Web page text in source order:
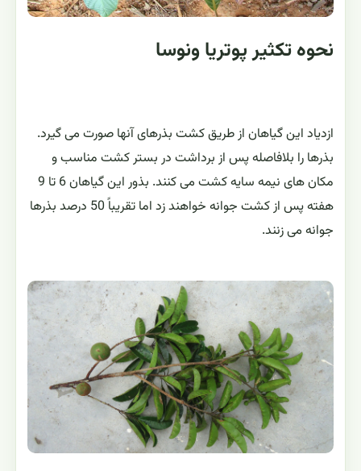
نحوه تکثیر پوتریا ونوسا
ازدیاد این گیاهان از طریق کشت بذرهای آنها صورت می گیرد.
بذرها را بلافاصله پس از برداشت در بستر کشت مناسب و
مکان های نیمه سایه کشت می کنند. بذور این گیاهان 6 تا 9
هفته پس از کشت جوانه خواهند زد اما تقریباً 50 درصد بذرها
جوانه می زنند.